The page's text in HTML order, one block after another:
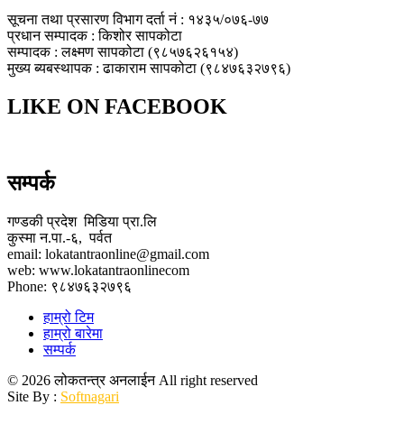
सूचना तथा प्रसारण विभाग दर्ता नं : १४३५/०७६-७७
प्रधान सम्पादक : किशोर सापकोटा
सम्पादक : लक्ष्मण सापकोटा (९८५७६२६१५४)
मुख्य ब्यबस्थापक : ढाकाराम सापकोटा (९८४७६३२७९६)
LIKE ON FACEBOOK
सम्पर्क
गण्डकी प्रदेश मिडिया प्रा.लि
कुस्मा न.पा.-६, पर्वत
email: lokatantraonline@gmail.com
web: www.lokatantraonlinecom
Phone: ९८४७६३२७९६
हाम्रो टिम
हाम्रो बारेमा
सम्पर्क
© 2026 लोकतन्त्र अनलाईन All right reserved
Site By : Softnagari